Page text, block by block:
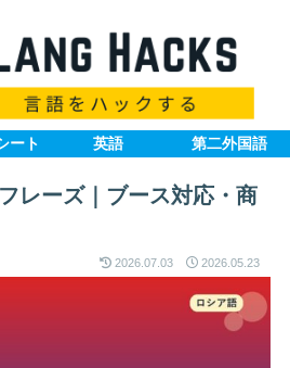
ート 英語 第二外国語
レーズ｜ブース対応・商
2026.07.03 2026.05.23